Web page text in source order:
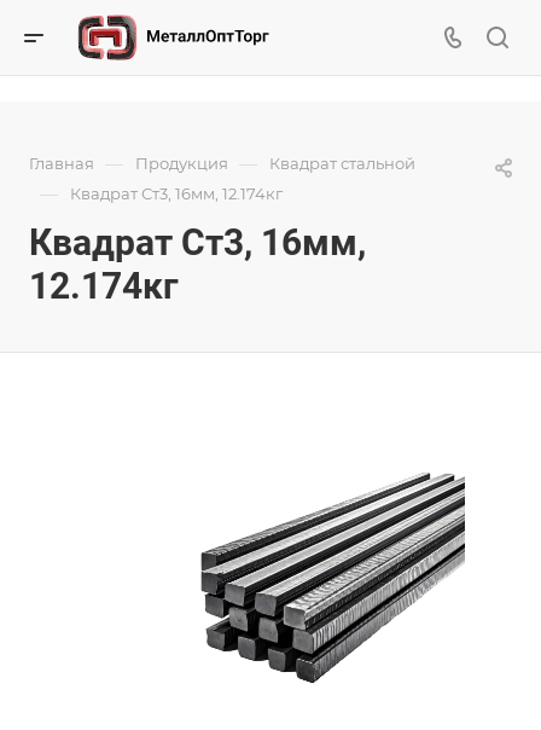
Главная — Продукция — Квадрат стальной
— Квадрат Ст3, 16мм, 12.174кг
Квадрат Ст3, 16мм,
12.174кг